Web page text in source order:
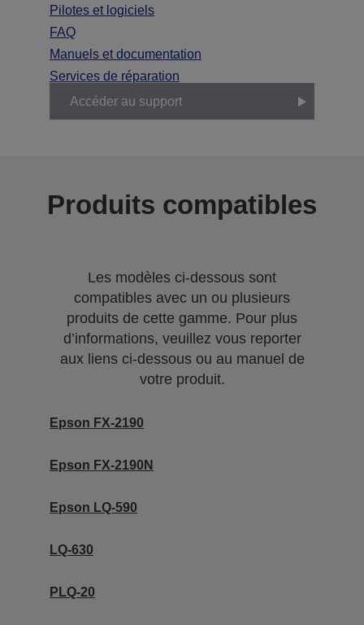
Pilotes et logiciels
FAQ
Manuels et documentation
Services de réparation
Accéder au support
Produits compatibles
Les modèles ci-dessous sont
compatibles avec un ou plusieurs
produits de cette gamme. Pour plus
d’informations, veuillez vous reporter
aux liens ci-dessous ou au manuel de
votre produit.
Epson FX-2190
Epson FX-2190N
Epson LQ-590
LQ-630
PLQ-20